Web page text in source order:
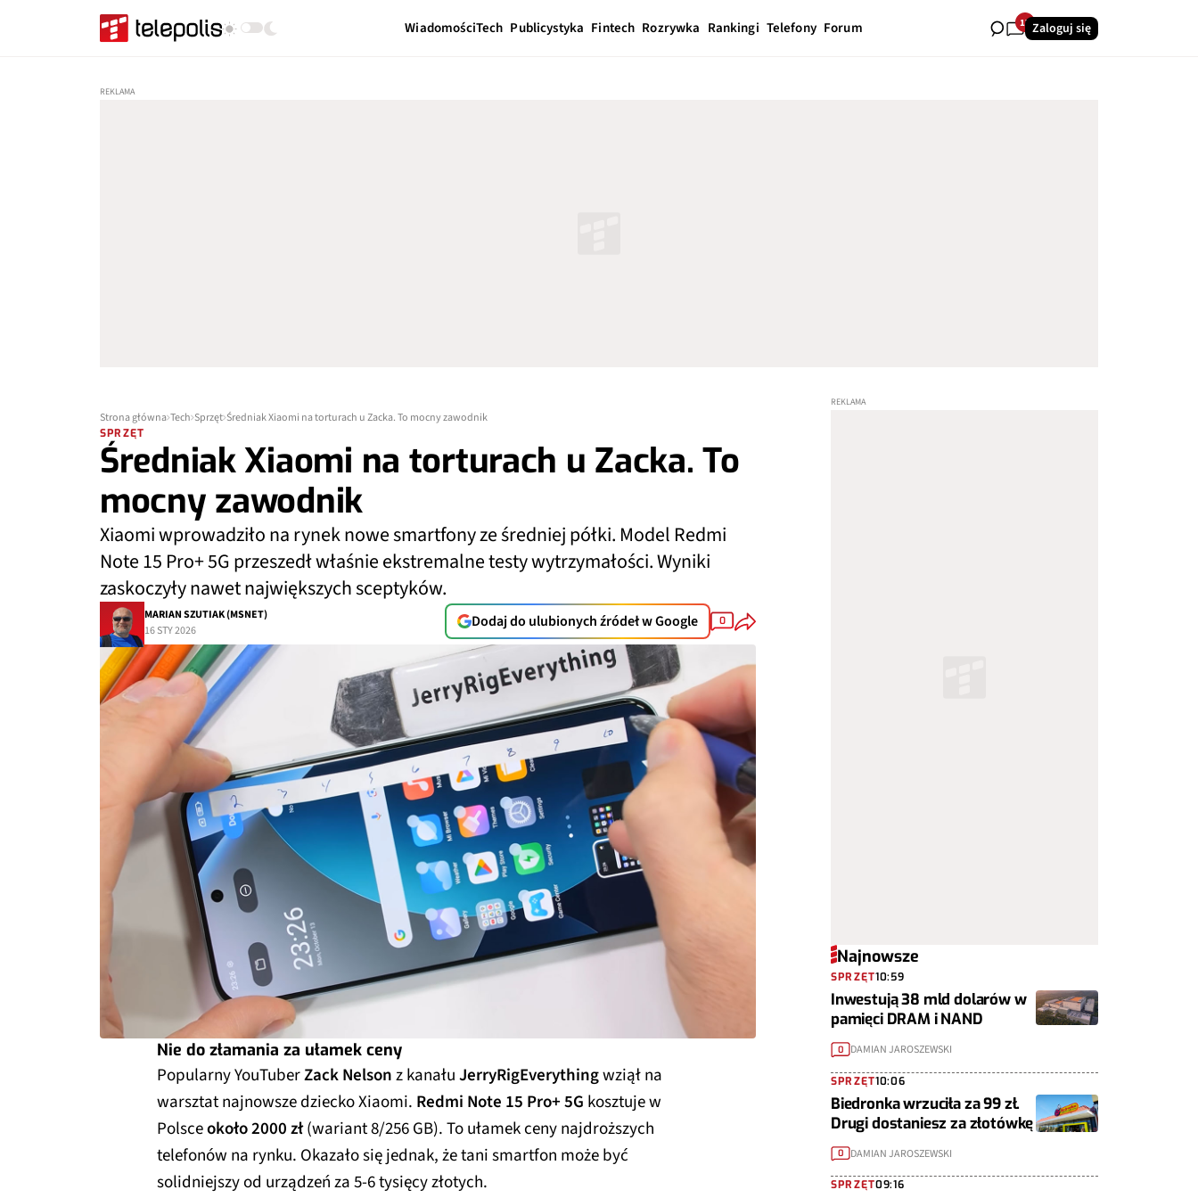
WiadomościTech Publicystyka Fintech Rozrywka Rankingi Telefony Forum 17Zaloguj się
Strona główna Tech Sprzęt Średniak Xiaomi na torturach u Zacka. To mocny zawodnik
SPRZĘT
Średniak Xiaomi na torturach u Zacka. To
mocny zawodnik
Xiaomi wprowadziło na rynek nowe smartfony ze średniej półki. Model Redmi
Note 15 Pro+ 5G przeszedł właśnie ekstremalne testy wytrzymałości. Wyniki
zaskoczyły nawet największych sceptyków.
MARIAN SZUTIAK (MSNET)
16 STY 2026
Dodaj do ulubionych źródeł w Google 0
Nie do złamania za ułamek ceny
Popularny YouTuberZack Nelsonz kanałuJerryRigEverythingwziął na
warsztat najnowsze dziecko Xiaomi. Redmi Note 15 Pro+ 5G kosztuje w
Polsceokoło 2000 zł(wariant 8/256 GB). To ułamek ceny najdroższych
telefonów na rynku. Okazało się jednak, że tani smartfon może być
solidniejszy od urządzeń za 5-6 tysięcy złotych.
Najnowsze
SPRZĘT10:59
Inwestują 38 mld dolarów w
pamięci DRAM i NAND
0 DAMIAN JAROSZEWSKI
SPRZĘT10:06
Biedronka wrzuciła za 99 zł.
Drugi dostaniesz za złotówkę
0 DAMIAN JAROSZEWSKI
SPRZĘT09:16